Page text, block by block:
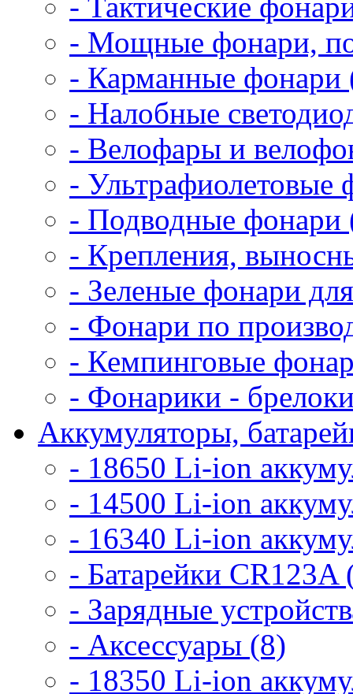
- Мощные фонари,
- Карманные фонари
- Налобные
- Велофары и
- Ультрафиолетовые
- Подводные фонари
- Крепления,
- Зеленые фонари
- Фонари по
- Кемпинговые
- Фонарики -
Аккумуляторы,
- 18650 Li-ion
- 14500 Li-ion
- 16340 Li-ion
- Батарейки CR123A
- Зарядные
- Аксессуары (8)
- 18350 Li-ion